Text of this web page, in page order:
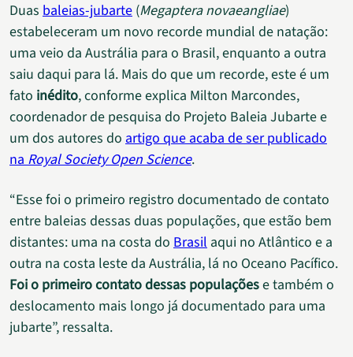
Duas baleias-jubarte (Megaptera novaeangliae)
estabeleceram um novo recorde mundial de natação:
uma veio da Austrália para o Brasil, enquanto a outra
saiu daqui para lá. Mais do que um recorde, este é um
fato inédito, conforme explica Milton Marcondes,
coordenador de pesquisa do Projeto Baleia Jubarte e
um dos autores do artigo que acaba de ser publicado
naRoyal Society Open Science.
“Esse foi o primeiro registro documentado de contato
entre baleias dessas duas populações, que estão bem
distantes: uma na costa do Brasil aqui no Atlântico e a
outra na costa leste da Austrália, lá no Oceano Pacífico.
Foi o primeiro contato dessas populaçõese também o
deslocamento mais longo já documentado para uma
jubarte”, ressalta.